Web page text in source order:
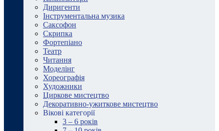
Диригенти
Інструментальна музика
Саксофон
Скрипка
Фортепіано
Театр
Читання
Моделінг
Хореографія
Художники
Циркове мистецтво
Декоративно-ужиткове мистецтво
Вікові категорії
3 – 6 років